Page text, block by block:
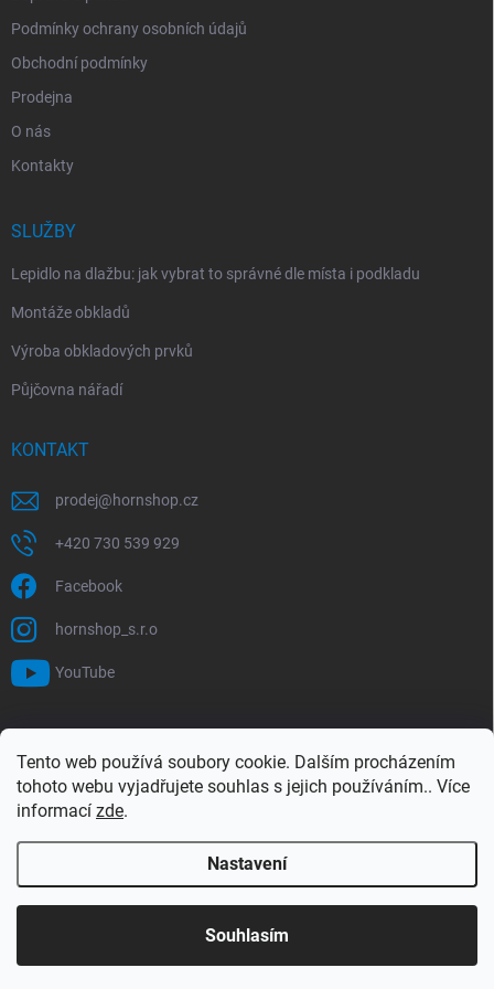
Tento web používá soubory cookie. Dalším procházením
tohoto webu vyjadřujete souhlas s jejich používáním.. Více
informací zde.
Nastavení
Souhlasím
Podmínky ochrany osobních údajů
Obchodní podmínky
Prodejna
O nás
Kontakty
SLUŽBY
Lepidlo na dlažbu: jak vybrat to správné dle místa i podkladu
Montáže obkladů
Výroba obkladových prvků
Půjčovna nářadí
KONTAKT
prodej@hornshop.cz
+420 730 539 929
Facebook
hornshop_s.r.o
YouTube
Hledat
Copyright 2026Hornshop. Všechna práva vyhrazena.Upravit nastavení
cookies